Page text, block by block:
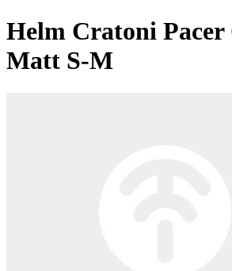
Helm Cratoni Pacer
Matt S-M